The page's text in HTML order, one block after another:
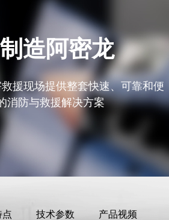
造阿密龙
援现场提供整套快速、可靠和便
消防与救援解决方案
点 技术参数 产品视频